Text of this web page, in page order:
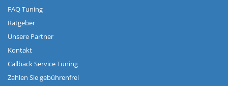
FAQ Tuning
Ratgeber
Unsere Partner
Kontakt
Callback Service Tuning
Zahlen Sie gebührenfrei